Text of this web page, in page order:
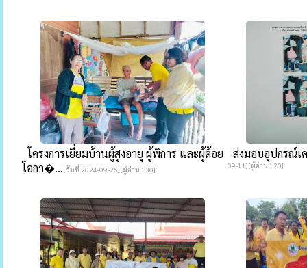
โครงการเยี่ยมบ้านผู้สูงอายุ ผู้พิการ และผู้ด้อย
โอกา�...[วันที่ 2024-09-26][ผู้อ่าน 130]
ส่งมอบอุปกรณ์เ
09-11][ผู้อ่าน 120]